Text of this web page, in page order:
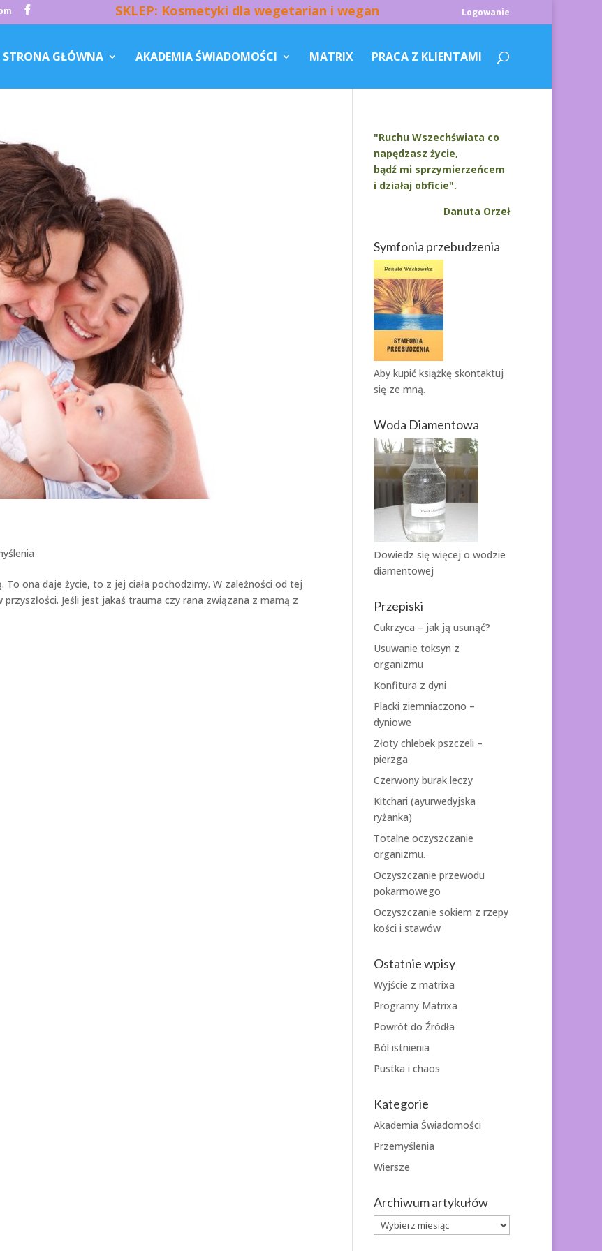
SKLEP: Kosmetyki dla wegetarian i wegan Logowanie
STRONA GŁÓWNA AKADEMIA ŚWIADOMOŚCI MATRIX PRACA Z KLIENTAMI
ona daje życie, to z jej ciała pochodzimy. W zależności od tej
Jeśli jest jakaś trauma czy rana związana z mamą z
"Ruchu Wszechświata co
napędzasz życie,
bądź mi sprzymierzeńcem
i działaj obficie".
Danuta Orzeł
Symfonia przebudzenia
Aby kupić książkę skontaktuj
się ze mną.
Woda Diamentowa
Dowiedz się więcej o wodzie
diamentowej
Przepiski
Cukrzyca – jak ją usunąć?
Usuwanie toksyn z
organizmu
Konfitura z dyni
Placki ziemniaczono –
dyniowe
Złoty chlebek pszczeli –
pierzga
Czerwony burak leczy
Kitchari (ayurwedyjska
ryżanka)
Totalne oczyszczanie
organizmu.
Oczyszczanie przewodu
pokarmowego
Oczyszczanie sokiem z rzepy
kości i stawów
Ostatnie wpisy
Wyjście z matrixa
Programy Matrixa
Powrót do Źródła
Ból istnienia
Pustka i chaos
Kategorie
Akademia Świadomości
Przemyślenia
Wiersze
Archiwum artykułów
Archiwum
artykułów